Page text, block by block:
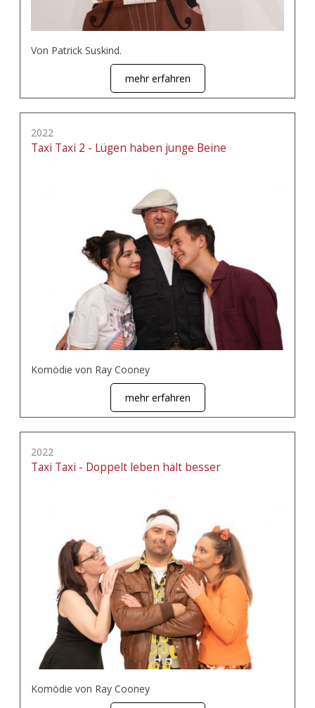
Von Patrick Suskind.
mehr erfahren
2022
Taxi Taxi 2 - Lügen haben junge Beine
Komödie von Ray Cooney
mehr erfahren
2022
Taxi Taxi - Doppelt leben hält besser
Komödie von Ray Cooney